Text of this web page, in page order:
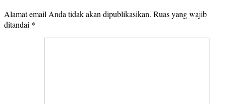
Alamat email Anda tidak akan dipublikasikan. Ruas yang wajib
ditandai *